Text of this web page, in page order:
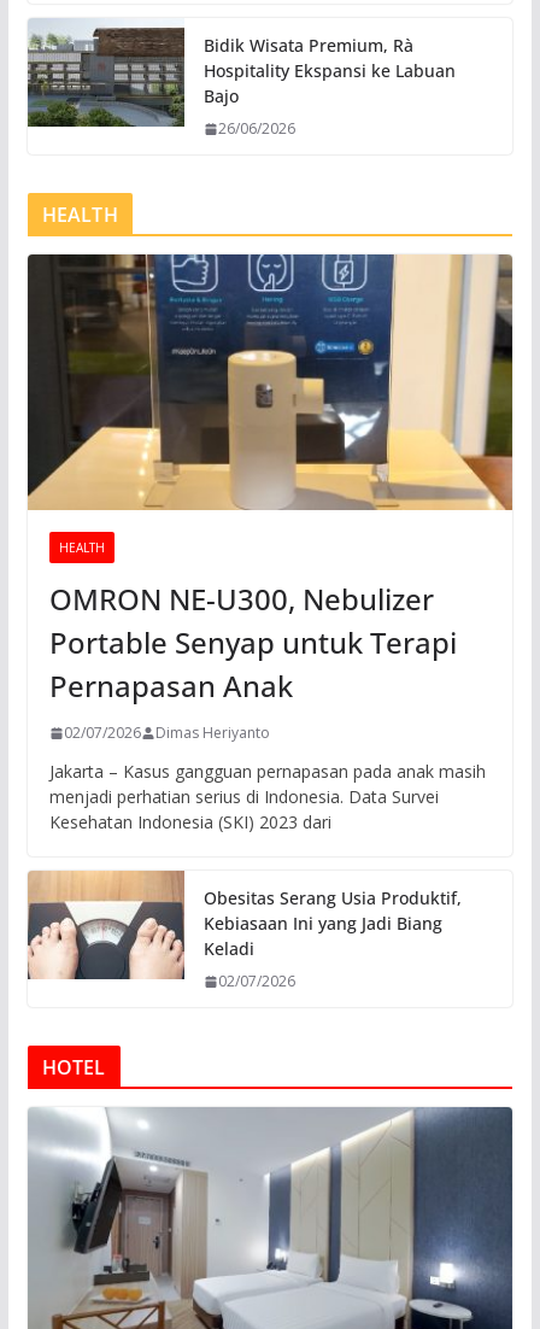
Bidik Wisata Premium, Rà
Hospitality Ekspansi ke Labuan
Bajo
26/06/2026
HEALTH
HEALTH
OMRON NE-U300, Nebulizer
Portable Senyap untuk Terapi
Pernapasan Anak
02/07/2026 Dimas Heriyanto
Jakarta – Kasus gangguan pernapasan pada anak masih
menjadi perhatian serius di Indonesia. Data Survei
Kesehatan Indonesia (SKI) 2023 dari
Obesitas Serang Usia Produktif,
Kebiasaan Ini yang Jadi Biang
Keladi
02/07/2026
HOTEL